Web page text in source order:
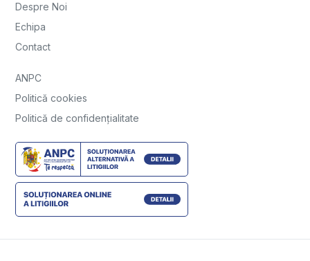
Despre Noi
Echipa
Contact
ANPC
Politică cookies
Politică de confidențialitate